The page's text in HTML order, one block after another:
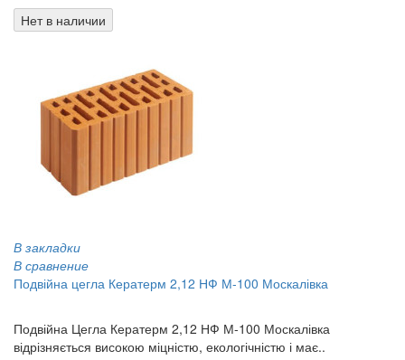
Нет в наличии
В закладки
В сравнение
Подвійна цегла Кератерм 2,12 НФ М-100 Москалівка
Подвійна Цегла Кератерм 2,12 НФ М-100 Москалівка
відрізняється високою міцністю, екологічністю і має..